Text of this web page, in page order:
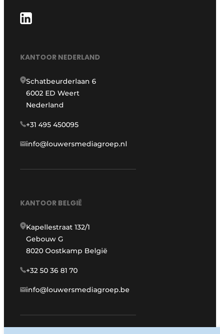
KANTOOR NEDERLAND
Schatbeurderlaan 6
6002 ED Weert
Nederland
+31 495 450095
info@louwersmediagroep.nl
KANTOOR BELGIË
Kapellestraat 132/1
Gebouw G
8020 Oostkamp België
+32 50 36 81 70
info@louwersmediagroep.be